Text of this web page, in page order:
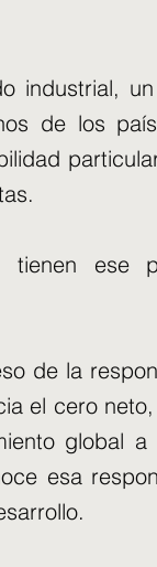
industrial,
de los
tienen ese
de la
el cero
global
esa